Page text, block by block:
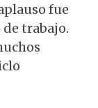
fue
trabajo.